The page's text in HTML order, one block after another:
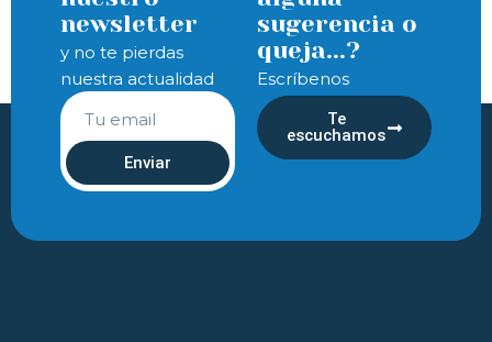
newsletter
y no te pierdas
nuestra actualidad
Enviar
sugerencia o
queja...?
Escríbenos
Te
escuchamos